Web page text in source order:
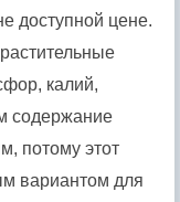
доступной цене.
калий,
содержание
потому этот
вариантом для